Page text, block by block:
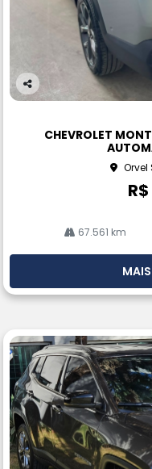
Co
CHEVROLET
67.561 km